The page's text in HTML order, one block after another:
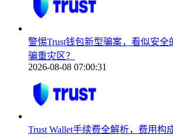
警惕Trust钱包新型骗案，看似安
骗重灾区？
2026-08-08 07:00:31
Trust Wallet手续费全解析，费用构